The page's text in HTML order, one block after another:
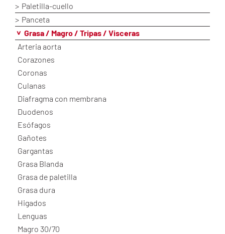
Paletilla-cuello
Panceta
Grasa / Magro / Tripas / Visceras
Arteria aorta
Corazones
Coronas
Culanas
Diafragma con membrana
Duodenos
Esófagos
Gañotes
Gargantas
Grasa Blanda
Grasa de paletilla
Grasa dura
Higados
Lenguas
Magro 30/70